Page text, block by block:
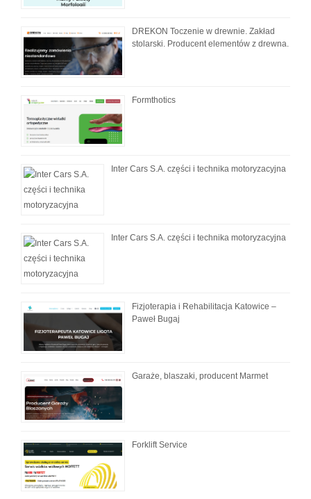
DREKON Toczenie w drewnie. Zakład
stolarski. Producent elementów z drewna.
Formthotics
Inter Cars S.A. części i technika motoryzacyjna
Inter Cars S.A. części i technika motoryzacyjna
Fizjoterapia i Rehabilitacja Katowice –
Paweł Bugaj
Garaże, blaszaki, producent Marmet
Forklift Service